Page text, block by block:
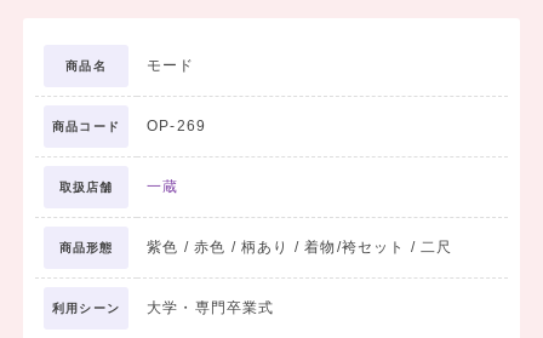
商品名 モード
商品コード OP-269
取扱店舗 一蔵
商品形態 紫色 / 赤色 / 柄あり / 着物/袴セット / 二尺
利用シーン 大学・専門卒業式